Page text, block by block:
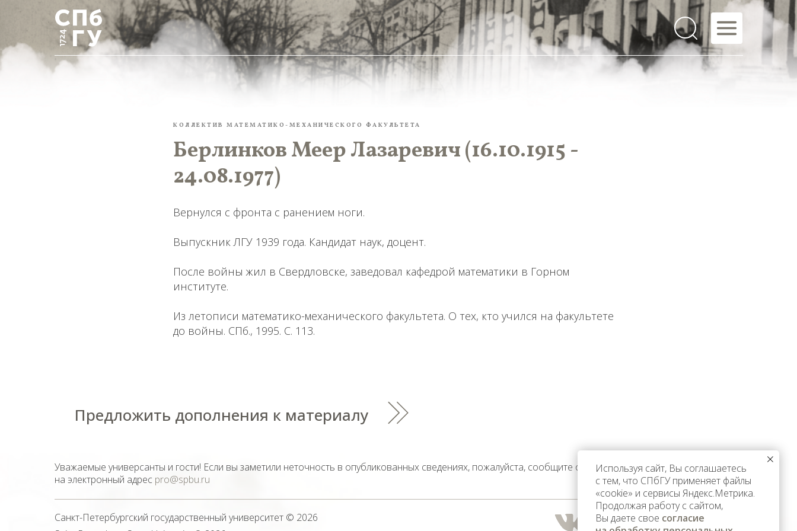
КОЛЛЕКТИВ МАТЕМАТИКО-МЕХАНИЧЕСКОГО ФАКУЛЬТЕТА
Берлинков Меер Лазаревич (16.10.1915 -
24.08.1977)
Вернулся с фронта с ранением ноги.
Выпускник ЛГУ 1939 года. Кандидат наук, доцент.
После войны жил в Свердловске, заведовал кафедрой математики в Горном
институте.
Из летописи математико-механического факультета. О тех, кто учился на факультете
до войны. СПб., 1995. С. 113.
Предложить дополнения к материалу
Уважаемые универсанты и гости! Если вы заметили неточность в опубликованных сведениях, пожалуйста, сообщите об этом
на электронный адрес pro@spbu.ru
Санкт-Петербургский государственный университет © 2026
Используя сайт, Вы соглашаетесь
с тем, что СПбГУ применяет файлы
«cookie» и сервисы Яндекс.Метрика.
Продолжая работу с сайтом,
Вы даете свое согласие